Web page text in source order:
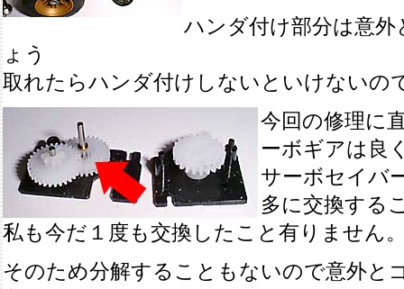
ハンダ付け部分は意
ょう
取れたらハンダ付けしないといけないの
今回の修理に
ーボギアは良
サーボセイバ
多に交換する
私も今だ１度も交換したこと有りません
そのため分解することもないので意外と